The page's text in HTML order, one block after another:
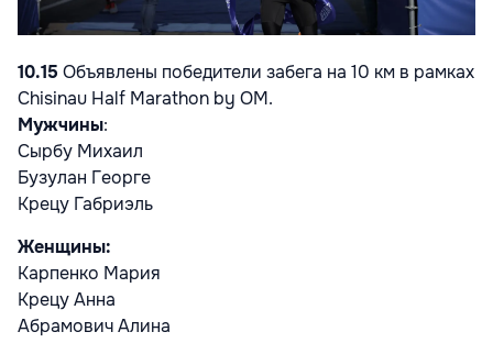
10.15 Объявлены победители забега на 10 км в рамках
Chisinau Half Marathon by OM.
Мужчины:
Сырбу Михаил
Бузулан Георге
Крецу Габриэль
Женщины:
Карпенко Мария
Крецу Анна
Абрамович Алина